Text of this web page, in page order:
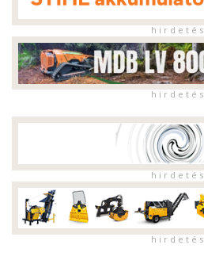
h i r d e t é s
h i r d e t é s
h i r d e t é s
h i r d e t é s